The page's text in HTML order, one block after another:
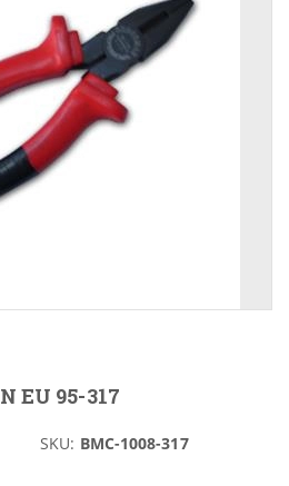
EU 95-317
SKU: BMC-1008-317